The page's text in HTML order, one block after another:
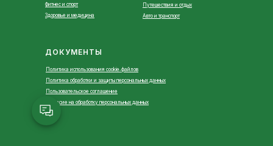
Здоровье и медицина Авто и транспорт
Путешествия и отдых
Фитнес и спорт
Политика использования cookie‑файлов
Пользовательское соглашение
Согласие на обработку персональных данных
Политика обработки и защиты персональных данных
ДОКУМЕНТЫ